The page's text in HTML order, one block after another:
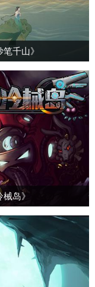
千山》
岛》